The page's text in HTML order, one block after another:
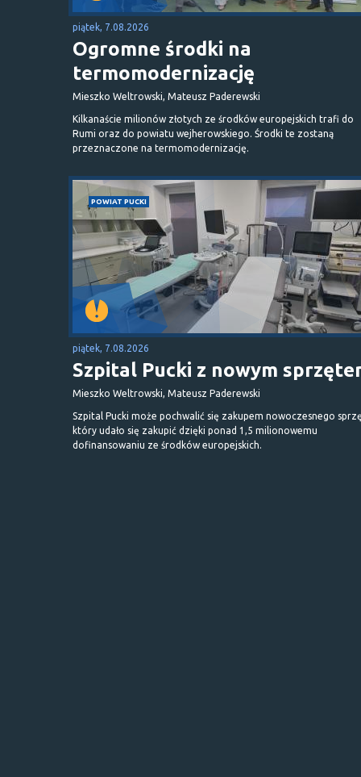
piątek, 7.08.2026
Ogromne środki na
termomodernizację
Mieszko Weltrowski, Mateusz Paderewski
Kilkanaście milionów złotych ze środków europejskich trafi do
Rumi oraz do powiatu wejherowskiego. Środki te zostaną
przeznaczone na termomodernizację.
POWIAT PUCKI
piątek, 7.08.2026
Szpital Pucki z nowym
Mieszko Weltrowski, Mateusz Paderewski
Szpital Pucki może pochwalić się zakupem nowoczesnego
który udało się zakupić dzięki ponad 1,5 milionowemu
dofinansowaniu ze środków europejskich.